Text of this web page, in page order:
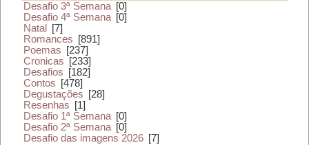
Desafio 3ª Semana [0]
Desafio 4ª Semana [0]
Natal
[7]
Romances
[891]
Poemas
[237]
Cronicas
[233]
Desafios
[182]
Contos
[478]
Degustações
[28]
Resenhas
[1]
Desafio 1ª Semana [0]
Desafio 2ª Semana [0]
Desafio das imagens 2026 [7]